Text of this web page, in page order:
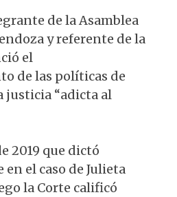
de la Asamblea
y referente de la
el
de las políticas de
justicia “adicta al
2019 que dictó
el caso de Julieta
la Corte calificó